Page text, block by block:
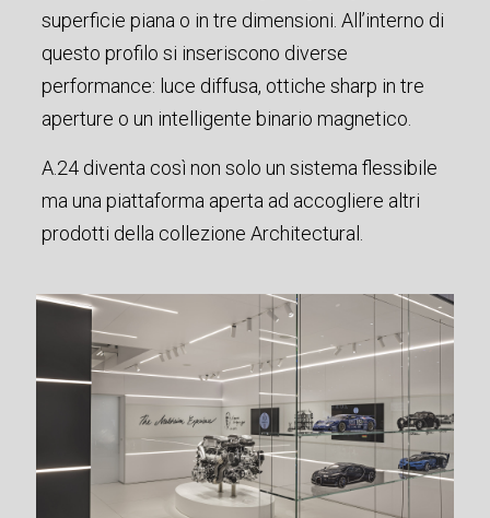
superficie piana o in tre dimensioni. All’interno di
questo profilo si inseriscono diverse
performance: luce diffusa, ottiche sharp in tre
aperture o un intelligente binario magnetico.
A.24 diventa così non solo un sistema flessibile
ma una piattaforma aperta ad accogliere altri
prodotti della collezione Architectural.